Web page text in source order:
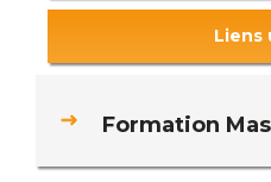
Liens
Formation